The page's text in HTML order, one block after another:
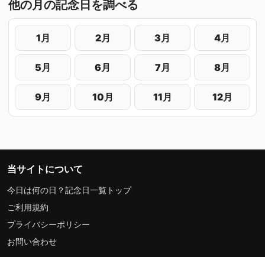
他の月の記念日を調べる
1月 2月 3月 4月
5月 6月 7月 8月
9月 10月 11月 12月
当サイトについて
今日は何の日？記念日一覧トップ
ご利用規約
プライバシーポリシー
お問い合わせ